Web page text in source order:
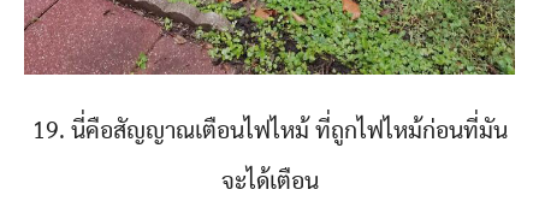
19. นี่คือสัญญาณเตือนไฟไหม้ ที่ถูกไฟไหม้ก่อนที่มัน
จะได้เตือน